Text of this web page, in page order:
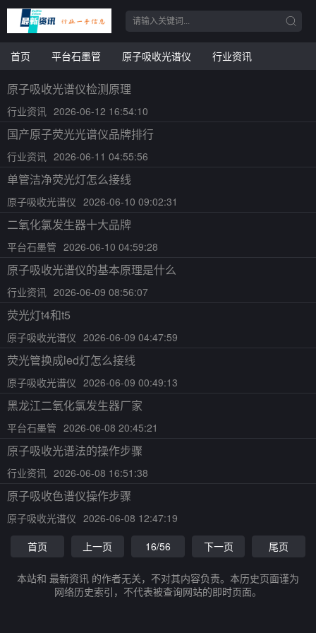
首页 平台石墨管 原子吸收光谱仪 行业资讯
原子吸收光谱仪检测原理
行业资讯 2026-06-12 16:54:10
国产原子荧光光谱仪品牌排行
行业资讯 2026-06-11 04:55:56
单管洁净荧光灯怎么接线
原子吸收光谱仪 2026-06-10 09:02:31
二氧化氯发生器十大品牌
平台石墨管 2026-06-10 04:59:28
原子吸收光谱仪的基本原理是什么
行业资讯 2026-06-09 08:56:07
荧光灯t4和t5
原子吸收光谱仪 2026-06-09 04:47:59
荧光管换成led灯怎么接线
原子吸收光谱仪 2026-06-09 00:49:13
黑龙江二氧化氯发生器厂家
平台石墨管 2026-06-08 20:45:21
原子吸收光谱法的操作步骤
行业资讯 2026-06-08 16:51:38
原子吸收色谱仪操作步骤
原子吸收光谱仪 2026-06-08 12:47:19
首页
上一页 16/56 下一页 尾页
本站和 最新资讯 的作者无关，不对其内容负责。本历史页面谨为
网络历史索引，不代表被查询网站的即时页面。